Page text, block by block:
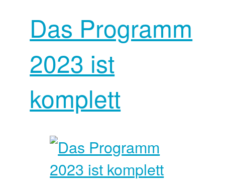
Das Programm
2023 ist
komplett